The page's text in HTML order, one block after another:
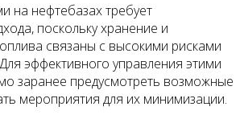
на нефтебазах требует
поскольку хранение и
связаны с высокими рисками
эффективного управления этими
заранее предусмотреть возможные
мероприятия для их минимизации.